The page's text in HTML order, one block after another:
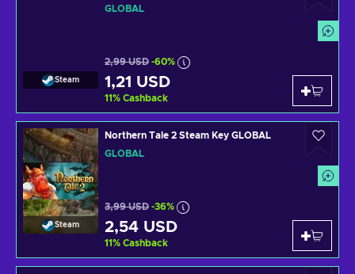
Steam
GLOBAL
2,99 USD -60%
1,21 USD
11% Cashback
Steam
Northern Tale 2 Steam Key GLOBAL
GLOBAL
3,99 USD -36%
2,54 USD
11% Cashback